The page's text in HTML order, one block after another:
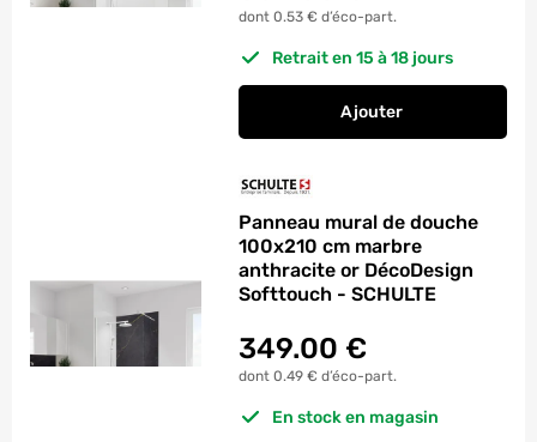
dont 0.53 € d’éco-part.
Retrait en 15 à 18 jours
Ajouter
Panneaux muraux
Panneau mural de douche
100x210 cm marbre
anthracite or DécoDesign
Softtouch - SCHULTE
349.00 €
dont 0.49 € d’éco-part.
En stock en magasin